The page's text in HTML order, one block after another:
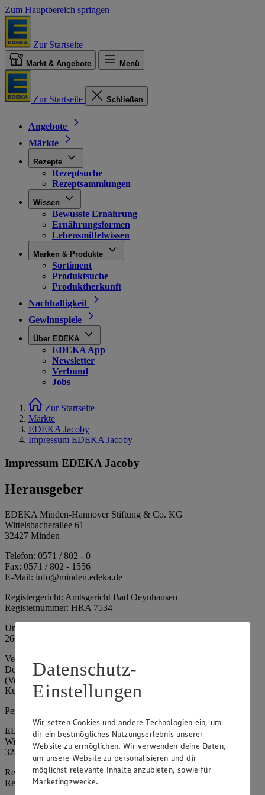
Zum Hauptbereich springen
Zur Startseite
Markt & Angebote Menü
Zur Startseite Schließen
Angebote
Märkte
Rezepte
Rezeptsuche
Rezeptsammlungen
Wissen
Bewusste Ernährung
Ernährungsformen
Lebensmittelwissen
Marken & Produkte
Sortiment
Produktsuche
Produktherkunft
Nachhaltigkeit
Gewinnspiele
Über EDEKA
EDEKA App
Newsletter
Verbund
Jobs
Zur Startseite
Märkte
EDEKA Jacoby
Impressum EDEKA Jacoby
Impressum EDEKA Jacoby
Herausgeber
EDEKA Minden-Hannover Stiftung & Co. KG
Wittelsbacherallee 61
32427 Minden
Telefon: 0571 / 802 - 0
Fax: 0571 / 802 - 1556
E-Mail: info@minden.edeka.de
Registergericht: Amtsgericht Bad Oeynhausen
Registernummer: HRA 7534
Umsatzsteuer-Identifikationsnummer gem. § 27a UStG: DE
266067317
Vertretungsberechtigte: Mark Rosenkranz (Sprecher), Eileen
Dominique Klingsiek (Vorstandsmitglied), Ulf-U. Plath
(Vorstandsmitglied), Stephan Wohler (Vorstandsmitglied), Marc
Kuhlmann (Aufsichtsratsvorsitzender)
Persönlich haftende Gesellschafterin:
EDEKA Minden-Hannover Holding GmbH
Wittelsbacherallee 61
32427 Minden
Registergericht: Amtsgericht Bad Oeynhausen
Registernummer: HRB 4086
Datenschutz-
Einstellungen
Wir setzen Cookies und andere Technologien ein, um
dir ein bestmögliches Nutzungserlebnis unserer
Website zu ermöglichen. Wir verwenden deine Daten,
um unsere Website zu personalisieren und dir
möglichst relevante Inhalte anzubieten, sowie für
Marketingzwecke.